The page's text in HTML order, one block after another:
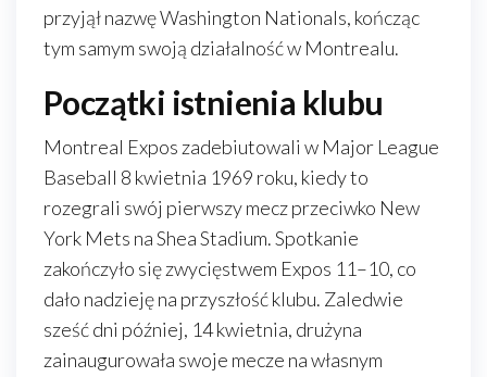
przyjął nazwę Washington Nationals, kończąc
tym samym swoją działalność w Montrealu.
Początki istnienia klubu
Montreal Expos zadebiutowali w Major League
Baseball 8 kwietnia 1969 roku, kiedy to
rozegrali swój pierwszy mecz przeciwko New
York Mets na Shea Stadium. Spotkanie
zakończyło się zwycięstwem Expos 11–10, co
dało nadzieję na przyszłość klubu. Zaledwie
sześć dni później, 14 kwietnia, drużyna
zainaugurowała swoje mecze na własnym